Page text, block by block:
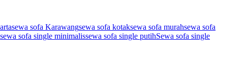
sewa sofa Karawangsewa sofa kotaksewa sofa murahsewa sofa
sewa sofa single minimalissewa sofa single putihSewa sofa single